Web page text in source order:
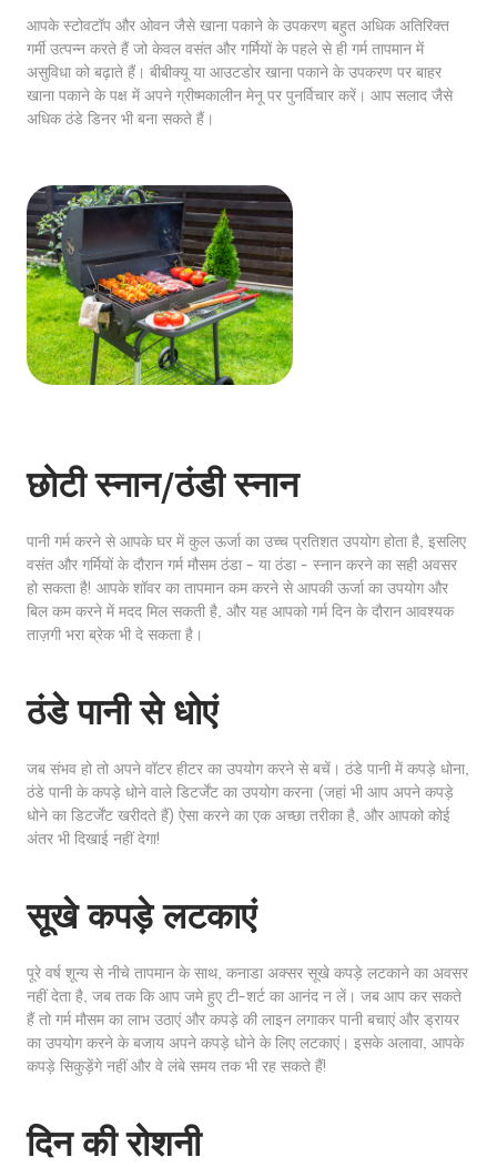
आपके स्टोवटॉप और ओवन जैसे खाना पकाने के उपकरण बहुत अधिक अतिरिक्त
गर्मी उत्पन्न करते हैं जो केवल वसंत और गर्मियों के पहले से ही गर्म तापमान में
असुविधा को बढ़ाते हैं। बीबीक्यू या आउटडोर खाना पकाने के उपकरण पर बाहर
खाना पकाने के पक्ष में अपने ग्रीष्मकालीन मेनू पर पुनर्विचार करें। आप सलाद जैसे
अधिक ठंडे डिनर भी बना सकते हैं।
छोटी स्नान/ठंडी स्नान
पानी गर्म करने से आपके घर में कुल ऊर्जा का उच्च प्रतिशत उपयोग होता है, इसलिए
वसंत और गर्मियों के दौरान गर्म मौसम ठंडा - या ठंडा - स्नान करने का सही अवसर
हो सकता है! आपके शॉवर का तापमान कम करने से आपकी ऊर्जा का उपयोग और
बिल कम करने में मदद मिल सकती है, और यह आपको गर्म दिन के दौरान आवश्यक
ताज़गी भरा ब्रेक भी दे सकता है।
ठंडे पानी से धोएं
जब संभव हो तो अपने वॉटर हीटर का उपयोग करने से बचें। ठंडे पानी में कपड़े धोना,
ठंडे पानी के कपड़े धोने वाले डिटर्जेंट का उपयोग करना (जहां भी आप अपने कपड़े
धोने का डिटर्जेंट खरीदते हैं) ऐसा करने का एक अच्छा तरीका है, और आपको कोई
अंतर भी दिखाई नहीं देगा!
सूखे कपड़े लटकाएं
पूरे वर्ष शून्य से नीचे तापमान के साथ, कनाडा अक्सर सूखे कपड़े लटकाने का अवसर
नहीं देता है, जब तक कि आप जमे हुए टी-शर्ट का आनंद न लें। जब आप कर सकते
हैं तो गर्म मौसम का लाभ उठाएं और कपड़े की लाइन लगाकर पानी बचाएं और ड्रायर
का उपयोग करने के बजाय अपने कपड़े धोने के लिए लटकाएं। इसके अलावा, आपके
कपड़े सिकुड़ेंगे नहीं और वे लंबे समय तक भी रह सकते हैं!
दिन की रोशनी